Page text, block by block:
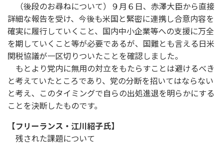
（後段のお尋ねについて）９月６日、赤澤大臣から直接
詳細な報告を受け、今後も米国と緊密に連携し合意内容を
確実に履行していくこと、国内中小企業等への支援に万全
を期していくこと等が必要であるが、国難とも言える日米
関税協議が一区切りついたことを確認しました。
もとより党内に無用の対立をもたらすことは避けるべき
と考えていたところであり、党の分断を招いてはならない
と考え、このタイミングで自らの出処進退を明らかにする
ことを決断したものです。
【フリーランス・江川紹子氏】
残された課題について